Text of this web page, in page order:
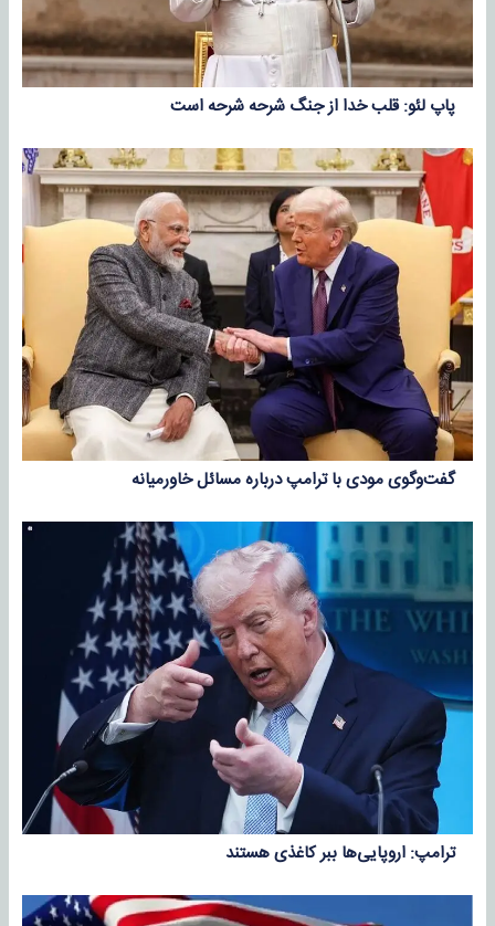
پاپ لئو: قلب خدا از جنگ شرحه شرحه است
گفت‌وگوی مودی با ترامپ درباره مسائل خاورمیانه
ترامپ: اروپایی‌ها ببر کاغذی هستند